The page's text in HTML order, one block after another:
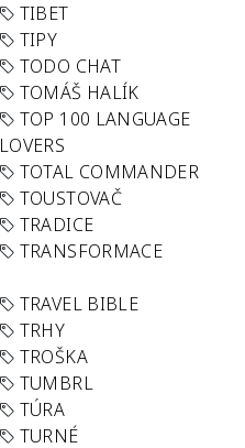
TIBET
TIPY
TODO CHAT
TOMÁŠ HALÍK
TOP 100 LANGUAGE
LOVERS
TOTAL COMMANDER
TOUSTOVAČ
TRADICE
TRANSFORMACE
TRAVEL BIBLE
TRHY
TROŠKA
TUMBRL
TÚRA
TURNÉ